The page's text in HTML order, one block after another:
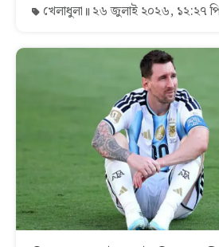
খেলাধুলা ২৬ জুলাই ২০২৬, ১২:২৭